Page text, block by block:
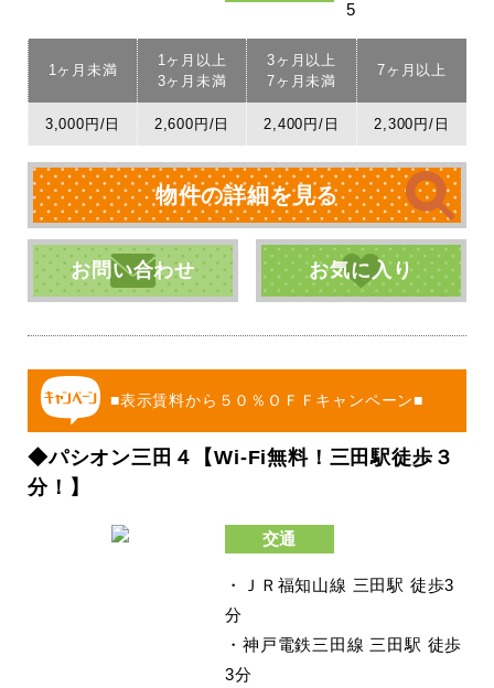
5
1ヶ月未満
1ヶ月以上
3ヶ月未満
3ヶ月以上
7ヶ月未満
7ヶ月以上
3,000円/日 2,600円/日 2,400円/日 2,300円/日
物件の詳細を見る
お問い合わせ お気に入り
■表示賃料から５０％ＯＦＦキャンペーン■
◆パシオン三田４【Wi-Fi無料！三田駅徒歩３
分！】
交通
・ＪＲ福知山線 三田駅 徒歩3
分
・神戸電鉄三田線 三田駅 徒歩
3分